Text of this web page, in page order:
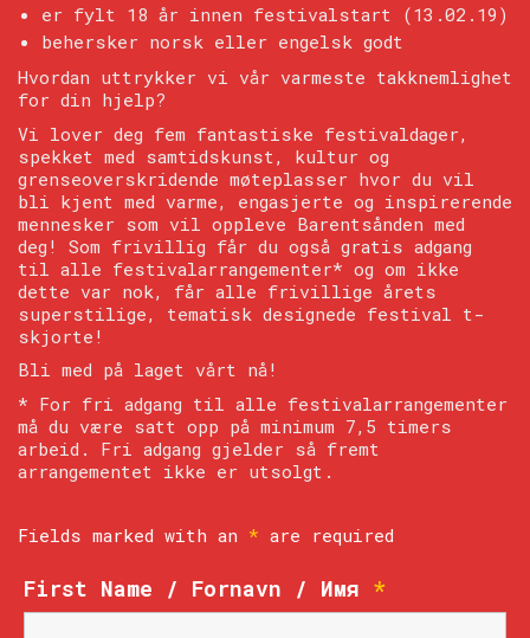
er fylt 18 år innen festivalstart (13.02.19)
behersker norsk eller engelsk godt
Hvordan uttrykker vi vår varmeste takknemlighet
for din hjelp?
Vi lover deg fem fantastiske festivaldager,
spekket med samtidskunst, kultur og
grenseoverskridende møteplasser hvor du vil
bli kjent med varme, engasjerte og inspirerende
mennesker som vil oppleve Barentsånden med
deg! Som frivillig får du også gratis adgang
til alle festivalarrangementer* og om ikke
dette var nok, får alle frivillige årets
superstilige, tematisk designede festival t-
skjorte!
Bli med på laget vårt nå!
* For fri adgang til alle festivalarrangementer
må du være satt opp på minimum 7,5 timers
arbeid. Fri adgang gjelder så fremt
arrangementet ikke er utsolgt.
Fields marked with an * are required
First Name / Fornavn / Имя *